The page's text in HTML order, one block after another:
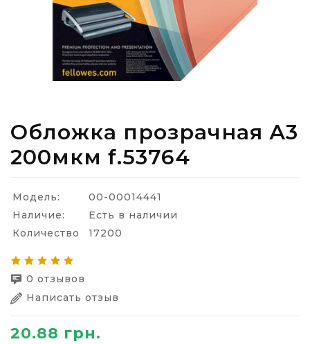
Обложка прозрачная А3
200мкм f.53764
Модель:
00-00014441
Наличие:
Есть в наличии
Количество
17200
0 отзывов
Написать отзыв
20.88 грн.